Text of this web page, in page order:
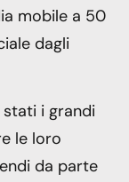
mobile a 50
dagli
i grandi
le loro
da parte